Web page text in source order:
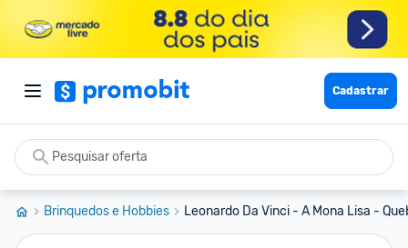
Cadastrar
Brinquedos e Hobbies Leonardo Da Vinci - A Mona Lisa -